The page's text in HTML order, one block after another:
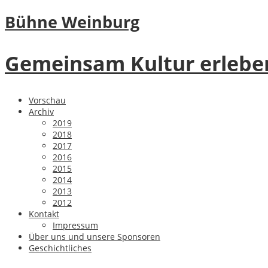
Bühne Weinburg
Gemeinsam Kultur
Vorschau
Archiv
2019
2018
2017
2016
2015
2014
2013
2012
Kontakt
Impressum
Über uns und unsere Sponsoren
Geschichtliches